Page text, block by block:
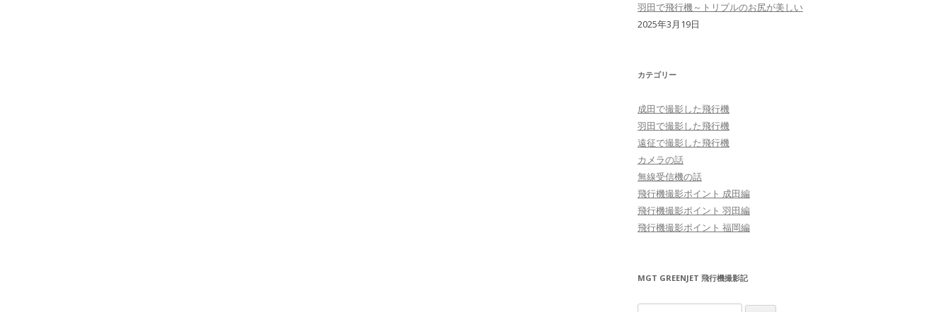
羽田で飛行機～トリプルのお尻が美しい
2025年3月19日
カテゴリー
成田で撮影した飛行機
羽田で撮影した飛行機
遠征で撮影した飛行機
カメラの話
無線受信機の話
飛行機撮影ポイント 成田編
飛行機撮影ポイント 羽田編
飛行機撮影ポイント 福岡編
MGT GREENJET 飛行機撮影記